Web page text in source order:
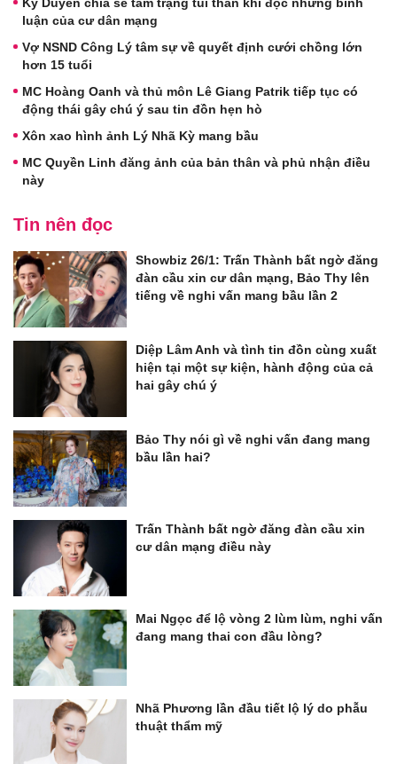
Kỳ Duyên chia sẻ tâm trạng tủi thân khi đọc những bình
luận của cư dân mạng
Vợ NSND Công Lý tâm sự về quyết định cưới chồng lớn
hơn 15 tuổi
MC Hoàng Oanh và thủ môn Lê Giang Patrik tiếp tục có
động thái gây chú ý sau tin đồn hẹn hò
Xôn xao hình ảnh Lý Nhã Kỳ mang bầu
MC Quyền Linh đăng ảnh của bản thân và phủ nhận điều
này
Tin nên đọc
Showbiz 26/1: Trấn Thành bất ngờ đăng
đàn cầu xin cư dân mạng, Bảo Thy lên
tiếng về nghi vấn mang bầu lần 2
Diệp Lâm Anh và tình tin đồn cùng xuất
hiện tại một sự kiện, hành động của cả
hai gây chú ý
Bảo Thy nói gì về nghi vấn đang mang
bầu lần hai?
Trấn Thành bất ngờ đăng đàn cầu xin
cư dân mạng điều này
Mai Ngọc để lộ vòng 2 lùm lùm, nghi vấn
đang mang thai con đầu lòng?
Nhã Phương lần đầu tiết lộ lý do phẫu
thuật thẩm mỹ